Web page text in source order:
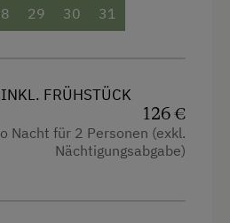
29
30
31
FRÜHSTÜCK
126 €
Nacht für 2 Personen (exkl.
Nächtigungsabgabe)